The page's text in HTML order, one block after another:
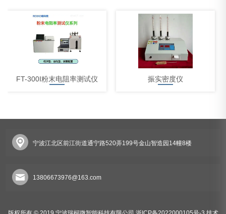
FT-300I粉末电阻率测试仪 振实密度仪
宁波江北区前江街道通宁路520弄199号金山智造园14幢8楼
13806673976@163.com